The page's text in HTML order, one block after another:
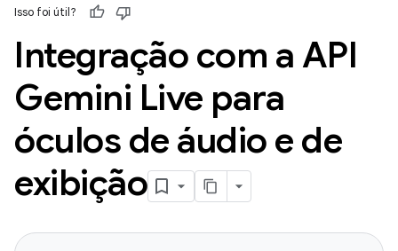
Isso foi útil?
Integração com a API
Gemini Live para
óculos de áudio e de
exibição